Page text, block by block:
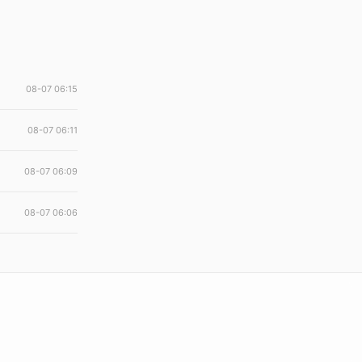
08-07 06:15
08-07 06:11
08-07 06:09
08-07 06:06